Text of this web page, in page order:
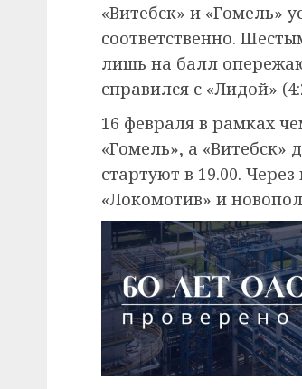
«Витебск» и «Гомель»
соответственно.
лишь на балл
справился с «Лидой»
16 февраля в рамках
«Гомель», а «Витебск»
стартуют в 19.00.
«Локомотив» и